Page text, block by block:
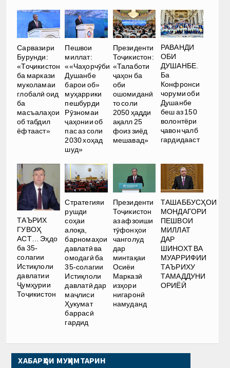
Сарвазири
Бурунди:
«Тоҷикистон
ба маркази
муколамаи
глобалӣ оид
ба
масъалаҳои
об табдил
ёфтааст»
Пешвои
миллат:
««Чаҳорчӯби
Душанбе
барои об»
муҳаррики
пешбурди
Рӯзномаи
ҷаҳонии об
пас аз соли
2030 хоҳад
шуд»
Президенти
Тоҷикистон:
«Талаботи
ҷаҳон ба
оби
ошомиданӣ
то соли
2050 ҳадди
ақалл 25
фоиз зиёд
мешавад»
РАВАНДИ
ОБИ
ДУШАНБЕ.
Ба
Конфронси
чоруми оби
Душанбе
беш аз 150
волонтёри
ҷавон ҷалб
гардидааст
ТАЪРИХ
ГУВОҲ
АСТ… Эҳдо
ба 35-
солагии
Истиқлоли
давлатии
Ҷумҳурии
Тоҷикистон
Стратегияи
рушди
соҳаи
алоқа,
барномаҳои
давлатӣ ва
омодагӣ ба
35-солагии
Истиқлоли
давлатӣ дар
маҷлиси
Ҳукумат
баррасӣ
гардид
Президенти
Тоҷикистон
аз афзоиши
тӯфонҳои
чанголуд
дар
минтақаи
Осиёи
Марказӣ
изҳори
нигаронӣ
намуданд
ТАШАББУСҲОИ
МОНДАГОРИ
ПЕШВОИ
МИЛЛАТ
ДАР
ШИНОХТ ВА
МУАРРИФИИ
ТАЪРИХУ
ТАМАДДУНИ
ОРИЁӢ
ХАБАРҲОИ МУҲИМТАРИН